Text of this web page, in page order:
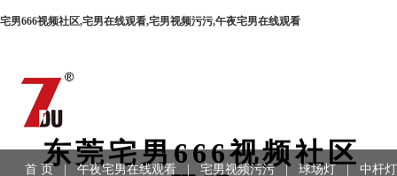
宅男666视频社区,宅男在线观看,宅男视频污污,午夜宅男在线观看
东莞宅男666视频社区
首 页 午夜宅男在线观看 宅男视频污污 | 球场灯 中杆灯